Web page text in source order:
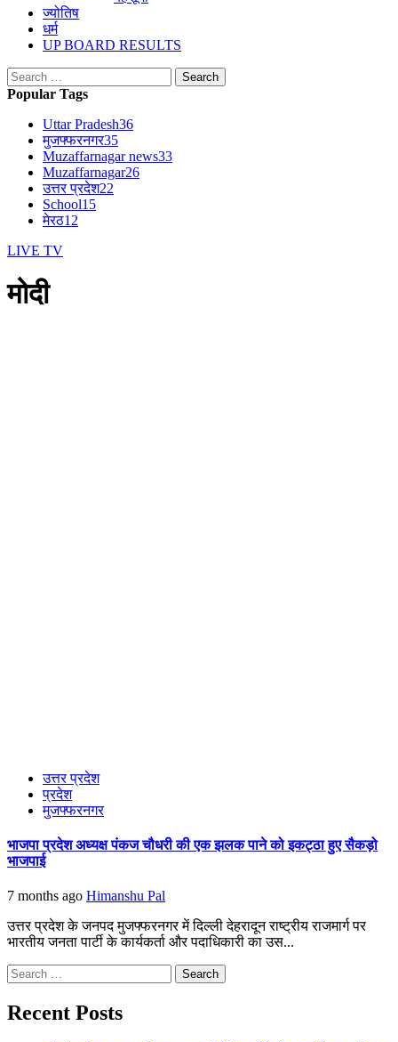
ज्योतिष
धर्म
UP BOARD RESULTS
Search
for:
Popular Tags
Uttar Pradesh36
मुजफ्फरनगर35
Muzaffarnagar news33
Muzaffarnagar26
उत्तर प्रदेश22
School15
मेरठ12
LIVE TV
मोदी
उत्तर प्रदेश
प्रदेश
मुजफ्फरनगर
भाजपा प्रदेश अध्यक्ष पंकज चौधरी की एक झलक पाने को इकट्ठा हुए सैकड़ो
भाजपाई
7 months ago Himanshu Pal
उत्तर प्रदेश के जनपद मुजफ्फरनगर में दिल्ली देहरादून राष्ट्रीय राजमार्ग पर
भारतीय जनता पार्टी के कार्यकर्ता और पदाधिकारी का उस...
Search
for:
Recent Posts